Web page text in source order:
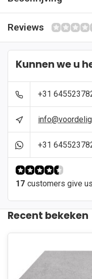
Reviews
Kunnen we u
+31
+31
17 customers give
Recent bekeken